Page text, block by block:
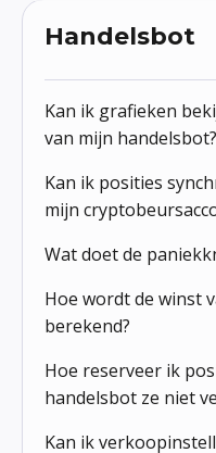
Handelsbot
Kan ik grafieken
van mijn handelsbot?
Kan ik posities
mijn
Wat doet de
Hoe wordt de winst
berekend?
Hoe reserveer ik
handelsbot ze niet
Kan ik